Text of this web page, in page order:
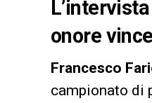
onore
Francesco
campionato di